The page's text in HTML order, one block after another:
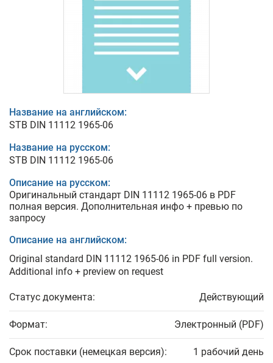
Название на английском:
STB DIN 11112 1965-06
Название на русском:
STB DIN 11112 1965-06
Описание на русском:
Оригинальный стандарт DIN 11112 1965-06 в PDF
полная версия. Дополнительная инфо + превью по
запросу
Описание на английском:
Original standard DIN 11112 1965-06 in PDF full version.
Additional info + preview on request
Статус документа: Действующий
Формат: Электронный (PDF)
Срок поставки (немецкая версия): 1 рабочий день